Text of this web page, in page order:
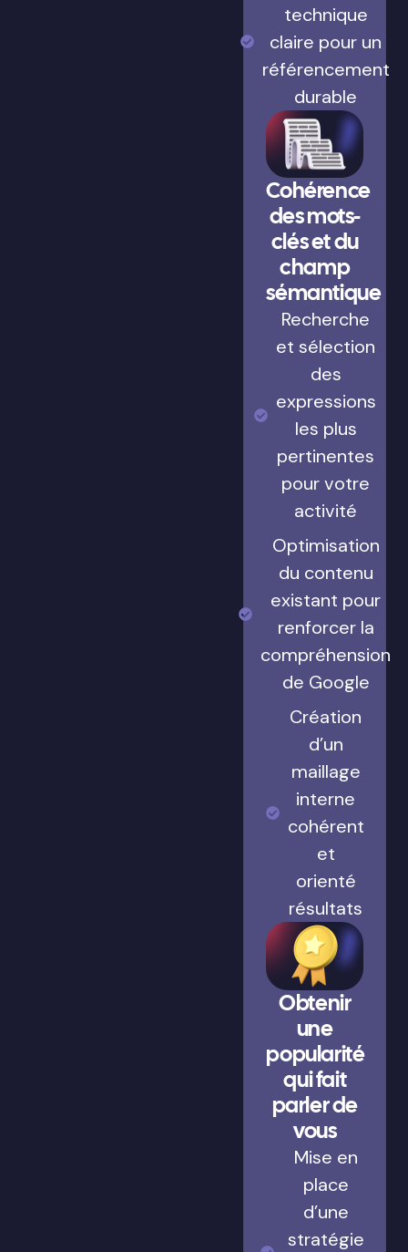
technique
claire pour un
référencement
durable
Cohérence
des mots-
clés et du
champ
sémantique
Recherche
et sélection
des
expressions
les plus
pertinentes
pour votre
activité
Optimisation
du contenu
existant pour
renforcer la
compréhension
de Google
Création
d’un
maillage
interne
cohérent
et
orienté
résultats
Obtenir
une
popularité
qui fait
parler de
vous
Mise en
place
d’une
stratégie